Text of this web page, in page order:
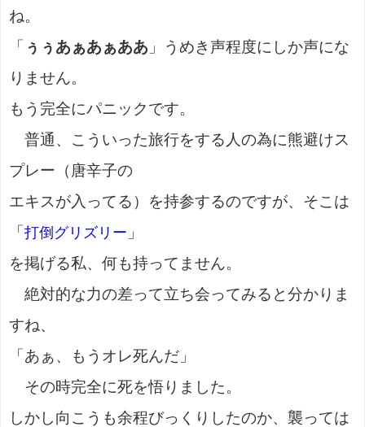
ね。
「 ぅぅあぁあぁああ 」うめき声程度にしか声にな
りません。
もう完全にパニックです。
普通、こういった旅行をする人の為に熊避けス
プレー（唐辛子の
エキスが入ってる）を持参するのですが、そこは
「 打倒グリズリー 」
を掲げる私、何も持ってません。
絶対的な力の差って立ち会ってみると分かりま
すね、
「あぁ、もうオレ死んだ」
その時完全に死を悟りました。
しかし向こうも余程びっくりしたのか、襲っては